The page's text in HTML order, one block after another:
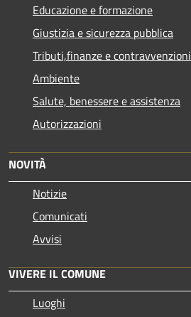
Educazione e formazione
Giustizia e sicurezza pubblica
Tributi,finanze e contravvenzioni
Ambiente
Salute, benessere e assistenza
Autorizzazioni
NOVITÀ
Notizie
Comunicati
Avvisi
VIVERE IL COMUNE
Luoghi